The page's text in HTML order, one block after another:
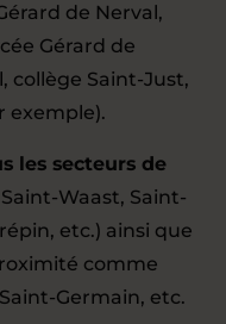
de Nerval,
Gérard de
collège Saint-Just,
exemple).
les secteurs de
Waast, Saint-
etc.) ainsi que
comme
Germain, etc.